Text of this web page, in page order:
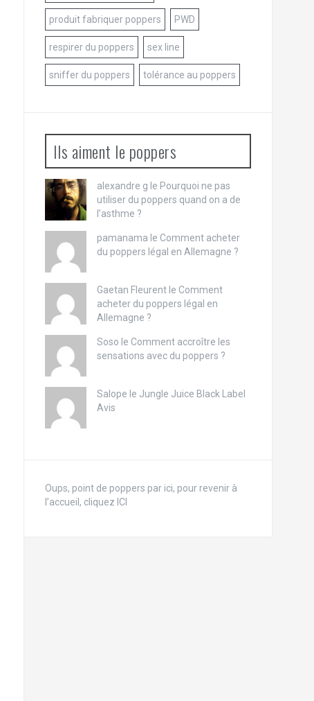
produit fabriquer poppers PWD
respirer du poppers sex line
sniffer du poppers tolérance au poppers
Ils aiment le poppers
alexandre g le Pourquoi ne pas
utiliser du poppers quand on a de
l’asthme ?
pamanama le Comment acheter
du poppers légal en Allemagne ?
Gaetan Fleurent le Comment
acheter du poppers légal en
Allemagne ?
Soso le Comment accroître les
sensations avec du poppers ?
Salope le Jungle Juice Black Label
Avis
Oups, point de poppers par ici, pour revenir à
l’accueil, cliquez ICI